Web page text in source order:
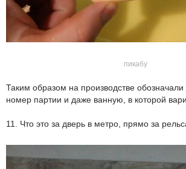
пикабу
Таким образом на производстве обозначали
номер партии и даже ванную, в которой
11. Что это за дверь в метро, прямо за